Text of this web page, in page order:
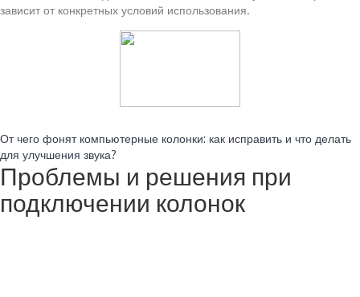
зависит от конкретных условий использования.
От чего фонят компьютерные колонки: как исправить и что делать
для улучшения звука?
Проблемы и решения при
подключении колонок